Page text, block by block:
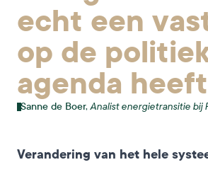
echt een
op de
agenda
Sanne de Boer,Analist energietransitie bij
Verandering van het hele